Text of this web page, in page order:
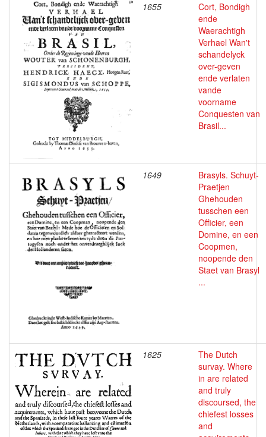
1655
Cort, Bondigh
ende
Waerachtigh
Verhael Wan't
schandelyck
over-geven
ende verlaten
vande
voorname
Conquesten van
Brasil...
1649
Brasyls. Schuyt-
Praetjen
Ghehouden
tusschen een
Officier, een
Domine, en een
Coopmen,
noopende den
Staet van Brasyl
...
1625
The Dutch
survay. Where
in are related
and truly
discoursed, the
chiefest losses
and